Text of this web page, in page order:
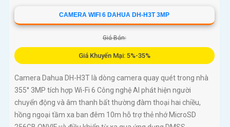
CAMERA WIFI 6 DAHUA DH-H3T 3MP
Giá Bán:
Giá Khuyến Mại: 5%-35%
Camera Dahua DH-H3T là dòng camera quay quét trong nhà
355° 3MP tích hợp Wi-Fi 6 Công nghệ AI phát hiện người
chuyển động và âm thanh bất thường đàm thoại hai chiều,
hồng ngoại tầm xa ban đêm 10m hỗ trợ thẻ nhớ MicroSD